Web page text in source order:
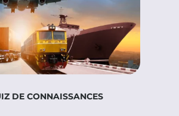
DE CONNAISSANCES